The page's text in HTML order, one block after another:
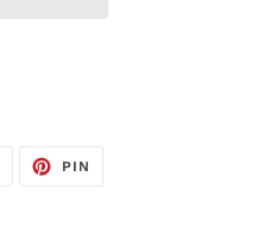
TWITTA PIN